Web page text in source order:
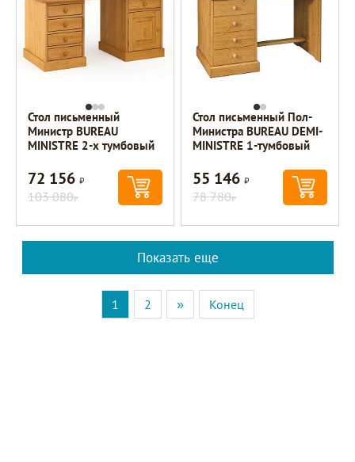
Стол письменный
Министр BUREAU
MINISTRE 2-х тумбовый
72 156Р
103 080Р
Стол письменный Пол-
Министра BUREAU DEMI-
MINISTRE 1-тумбовый
55 146Р
78 780Р
Показать еще
1 2 » Конец